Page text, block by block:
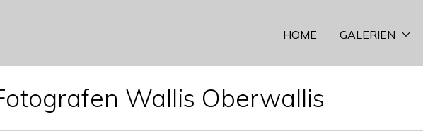
HOME GALERIEN
Wallis Oberwallis